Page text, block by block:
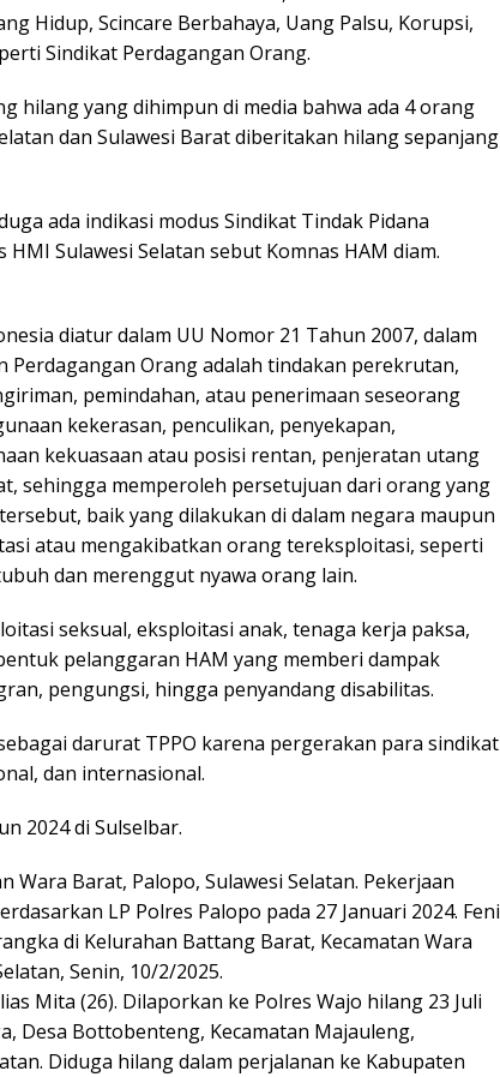
Hidup, Scincare Berbahaya, Uang Palsu, Korupsi,
Sindikat Perdagangan Orang.
hilang yang dihimpun di media bahwa ada 4 orang
dan Sulawesi Barat diberitakan hilang sepanjang
ada indikasi modus Sindikat Tindak Pidana
HMI Sulawesi Selatan sebut Komnas HAM diam.
diatur dalam UU Nomor 21 Tahun 2007, dalam
Perdagangan Orang adalah tindakan perekrutan,
pemindahan, atau penerimaan seseorang
kekerasan, penculikan, penyekapan,
kekuasaan atau posisi rentan, penjeratan utang
sehingga memperoleh persetujuan dari orang yang
baik yang dilakukan di dalam negara maupun
atau mengakibatkan orang tereksploitasi, seperti
dan merenggut nyawa orang lain.
seksual, eksploitasi anak, tenaga kerja paksa,
pelanggaran HAM yang memberi dampak
pengungsi, hingga penyandang disabilitas.
darurat TPPO karena pergerakan para sindikat
dan internasional.
2024 di Sulselbar.
Wara Barat, Palopo, Sulawesi Selatan. Pekerjaan
LP Polres Palopo pada 27 Januari 2024. Feni
di Kelurahan Battang Barat, Kecamatan Wara
Senin, 10/2/2025.
Mita (26). Dilaporkan ke Polres Wajo hilang 23 Juli
Desa Bottobenteng, Kecamatan Majauleng,
Diduga hilang dalam perjalanan ke Kabupaten